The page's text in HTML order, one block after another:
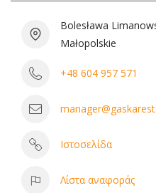
Bolesława
Małopolskie
+48 604 957 571
Ιστοσελίδα
Λίστα αναφοράς